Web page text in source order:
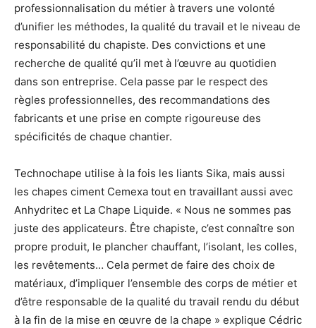
professionnalisation du métier à travers une volonté
d’unifier les méthodes, la qualité du travail et le niveau de
responsabilité du chapiste. Des convictions et une
recherche de qualité qu’il met à l’œuvre au quotidien
dans son entreprise. Cela passe par le respect des
règles professionnelles, des recommandations des
fabricants et une prise en compte rigoureuse des
spécificités de chaque chantier.
Technochape utilise à la fois les liants Sika, mais aussi
les chapes ciment Cemexa tout en travaillant aussi avec
Anhydritec et La Chape Liquide. « Nous ne sommes pas
juste des applicateurs. Être chapiste, c’est connaître son
propre produit, le plancher chauffant, l’isolant, les colles,
les revêtements… Cela permet de faire des choix de
matériaux, d’impliquer l’ensemble des corps de métier et
d’être responsable de la qualité du travail rendu du début
à la fin de la mise en œuvre de la chape » explique Cédric